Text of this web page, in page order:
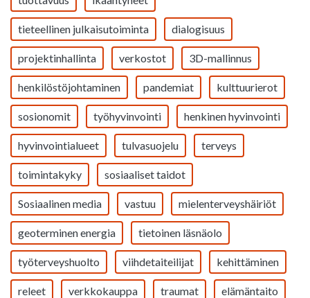
tieteellinen julkaisutoiminta dialogisuus
projektinhallinta verkostot 3D-mallinnus
henkilöstöjohtaminen pandemiat kulttuurierot
sosionomit työhyvinvointi henkinen hyvinvointi
hyvinvointialueet tulvasuojelu terveys
toimintakyky sosiaaliset taidot
Sosiaalinen media vastuu mielenterveyshäiriöt
geoterminen energia tietoinen läsnäolo
työterveyshuolto viihdetaiteilijat kehittäminen
releet verkkokauppa traumat elämäntaito